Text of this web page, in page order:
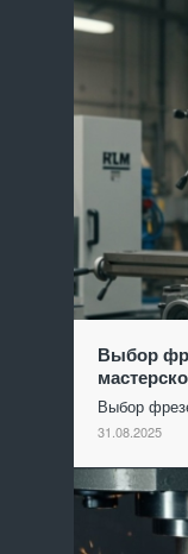
Выбор
Выбор
31.08.2025